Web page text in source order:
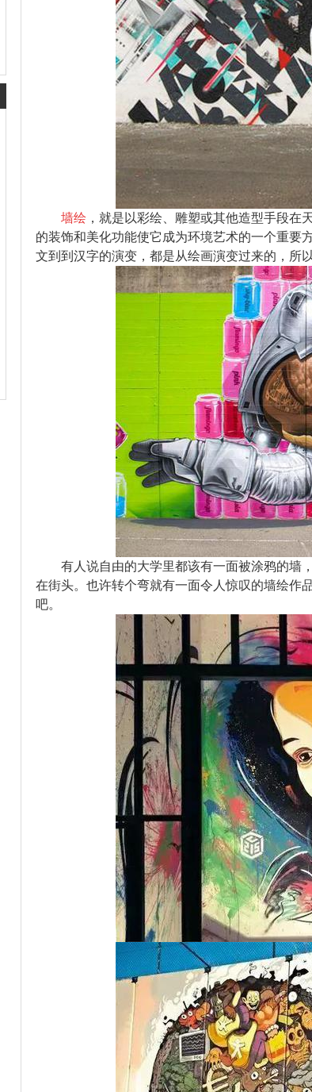
墙绘 ，就是以彩绘、雕塑或其他造型手段在
的装饰和美化功能使它成为环境艺术的一个重要方
文到到汉字的演变，都是从绘画演变过来的，所
有人说自由的大学里都该有一面被涂鸦的墙
在街头。也许转个弯就有一面令人惊叹的墙绘作
吧。